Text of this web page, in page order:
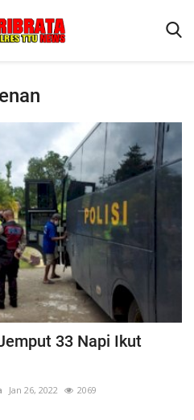
33 Napi Ikut
Jan 26, 2022 2069